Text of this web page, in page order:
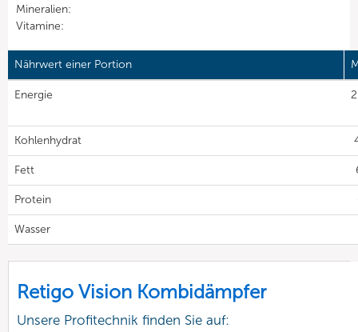
Mineralien:
Vitamine:
Nährwert einer Portion
Energie
Kohlenhydrat
Fett
Protein
Wasser
Retigo Vision Kombidämpfer
Unsere Profitechnik finden Sie auf: